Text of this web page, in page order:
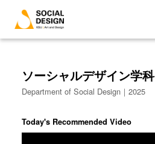
ソーシャルデザイン学科
Department of Social Design｜2025
Today's Recommended Video